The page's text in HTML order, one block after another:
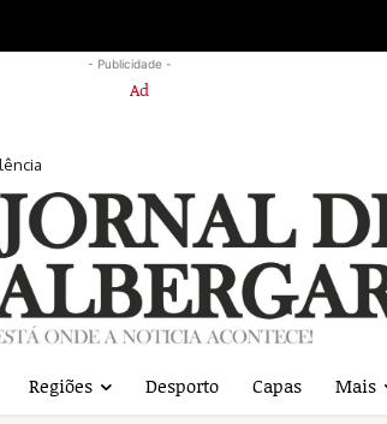
- Publicidade -
Regiões Desporto Capas Mais